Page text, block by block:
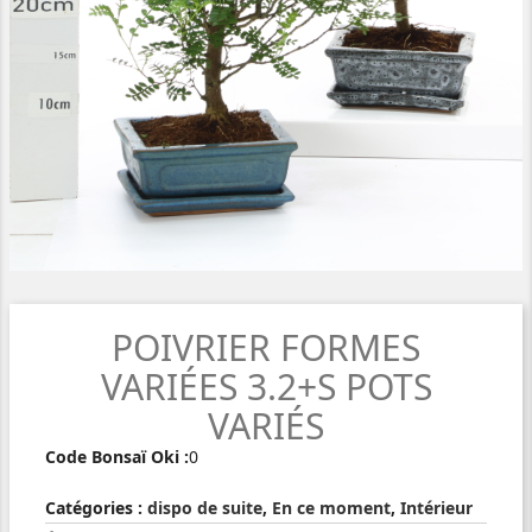
POIVRIER FORMES
VARIÉES 3.2+S POTS
VARIÉS
Code Bonsaï Oki :0
Catégories : dispo de suite, En ce moment, Intérieur